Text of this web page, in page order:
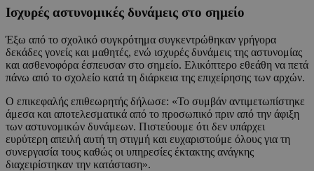
Ισχυρές αστυνομικές δυνάμεις στο σημείο
Έξω από το σχολικό συγκρότημα συγκεντρώθηκαν γρήγορα
δεκάδες γονείς και μαθητές, ενώ ισχυρές δυνάμεις της αστυνομίας
και ασθενοφόρα έσπευσαν στο σημείο. Ελικόπτερο εθεάθη να πετά
πάνω από το σχολείο κατά τη διάρκεια της επιχείρησης των αρχών.
Ο επικεφαλής επιθεωρητής δήλωσε: «Το συμβάν αντιμετωπίστηκε
άμεσα και αποτελεσματικά από το προσωπικό πριν από την άφιξη
των αστυνομικών δυνάμεων. Πιστεύουμε ότι δεν υπάρχει
ευρύτερη απειλή αυτή τη στιγμή και ευχαριστούμε όλους για τη
συνεργασία τους καθώς οι υπηρεσίες έκτακτης ανάγκης
διαχειρίστηκαν την κατάσταση».